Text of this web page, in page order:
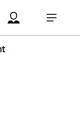
Account Menu
Elemente